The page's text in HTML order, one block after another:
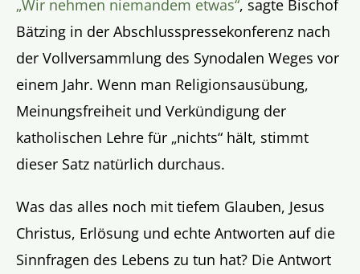
„Wir nehmen niemandem etwas“, sagte Bischof
Bätzing in der Abschlusspressekonferenz nach
der Vollversammlung des Synodalen Weges vor
einem Jahr. Wenn man Religionsausübung,
Meinungsfreiheit und Verkündigung der
katholischen Lehre für „nichts“ hält, stimmt
dieser Satz natürlich durchaus.
Was das alles noch mit tiefem Glauben, Jesus
Christus, Erlösung und echte Antworten auf die
Sinnfragen des Lebens zu tun hat? Die Antwort